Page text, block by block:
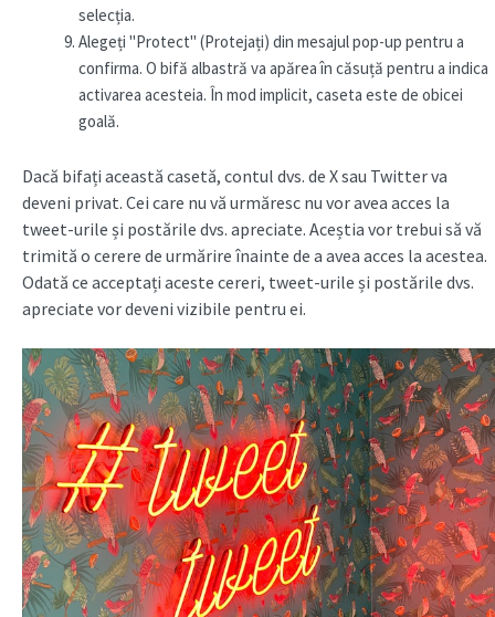
selecția.
Alegeți "Protect" (Protejați) din mesajul pop-up pentru a
confirma. O bifă albastră va apărea în căsuță pentru a indica
activarea acesteia. În mod implicit, caseta este de obicei
goală.
Dacă bifați această casetă, contul dvs. de X sau Twitter va
deveni privat. Cei care nu vă urmăresc nu vor avea acces la
tweet-urile și postările dvs. apreciate. Aceștia vor trebui să vă
trimită o cerere de urmărire înainte de a avea acces la acestea.
Odată ce acceptați aceste cereri, tweet-urile și postările dvs.
apreciate vor deveni vizibile pentru ei.